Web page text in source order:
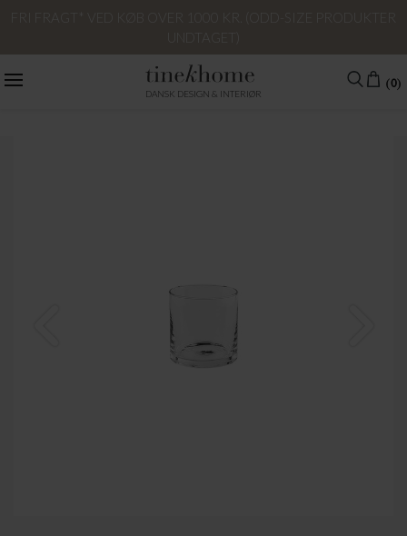
DANSK DESIGN & INTERIØR
(0)